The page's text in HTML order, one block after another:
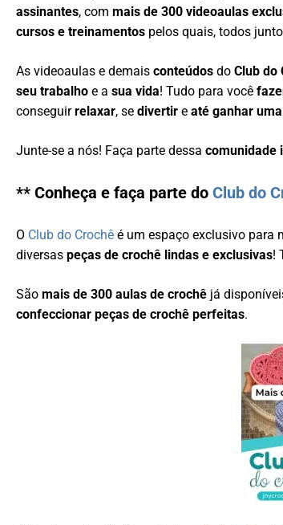
assinantes, commais de 300 videoaulas
cursos e treinamentos pelos quais, todos
As videoaulas e demaisconteúdos do Club do
seu trabalho e asua vida! Tudo para você
conseguirrelaxar, sedivertir eaté ganhar
Junte-se a nós! Faça parte dessacomunidade
** Conheça e faça parte doClub do
O Club do Crochê é um espaço exclusivo para
diversaspeças de crochê lindas e exclusivas!
Sãomais de 300 aulas de crochê já
confeccionar peças de crochê perfeitas.